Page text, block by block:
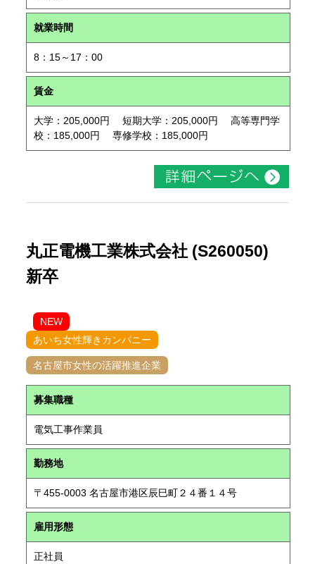
就業時間
8：15～17：00
賃金
大学：205,000円 短期大学：205,000円 高等専門学
校：185,000円 専修学校：185,000円
丸正電機工業株式会社 (S260050)
新卒
NEW
あいち女性輝きカンパニー
名古屋市女性の活躍推進企業
募集職種
電気工事作業員
勤務地
〒455-0003 名古屋市港区辰巳町２４番１４号
雇用形態
正社員